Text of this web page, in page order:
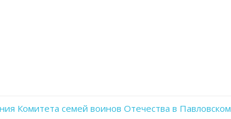
Комитета семей воинов Отечества в Павловском